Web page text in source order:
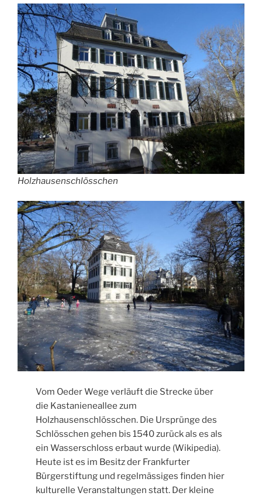
Holzhausenschlösschen
Vom Oeder Wege verläuft die Strecke über
die Kastanieneallee zum
Holzhausenschlösschen. Die Ursprünge des
Schlösschen gehen bis 1540 zurück als es als
ein Wasserschloss erbaut wurde (Wikipedia).
Heute ist es im Besitz der Frankfurter
Bürgerstiftung und regelmässiges finden hier
kulturelle Veranstaltungen statt. Der kleine